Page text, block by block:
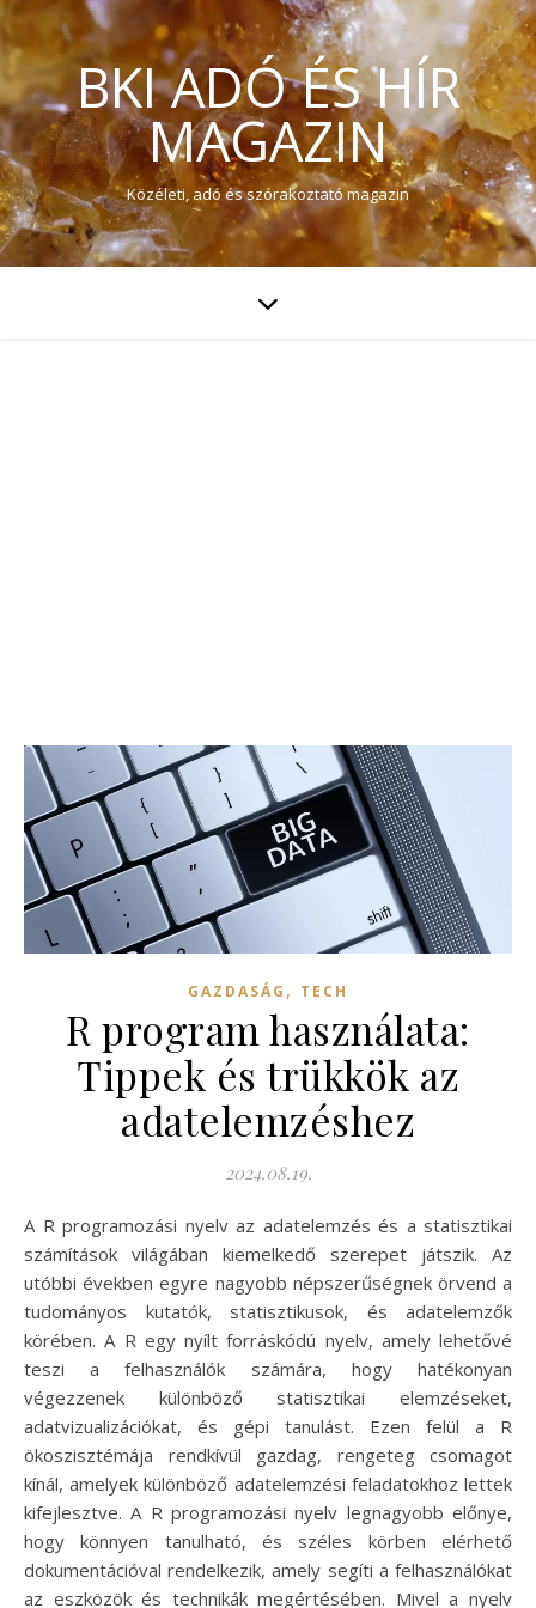
BKI ADÓ ÉS HÍR
MAGAZIN
Közéleti, adó és szórakoztató magazin
GAZDASÁG , TECH
R program használata:
Tippek és trükkök az
adatelemzéshez
2024.08.19.
A R programozási nyelv az adatelemzés és a statisztikai
számítások világában kiemelkedő szerepet játszik. Az
utóbbi években egyre nagyobb népszerűségnek örvend a
tudományos kutatók, statisztikusok, és adatelemzők
körében. A R egy nyílt forráskódú nyelv, amely lehetővé
teszi a felhasználók számára, hogy hatékonyan
végezzenek különböző statisztikai elemzéseket,
adatvizualizációkat, és gépi tanulást. Ezen felül a R
ökoszisztémája rendkívül gazdag, rengeteg csomagot
kínál, amelyek különböző adatelemzési feladatokhoz lettek
kifejlesztve. A R programozási nyelv legnagyobb előnye,
hogy könnyen tanulható, és széles körben elérhető
dokumentációval rendelkezik, amely segíti a felhasználókat
az eszközök és technikák megértésében. Mivel a nyelv